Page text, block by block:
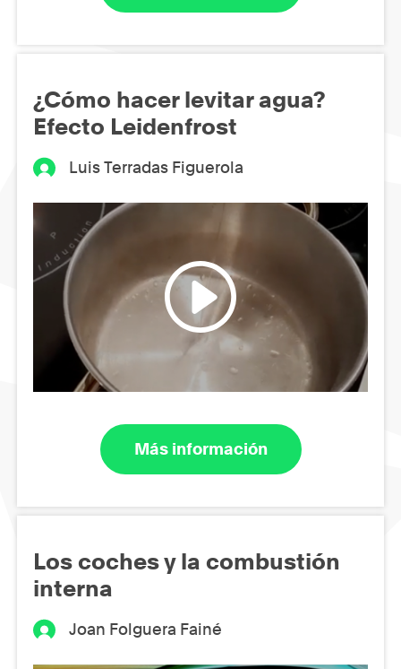
¿Cómo hacer levitar agua?
Efecto Leidenfrost
Luis Terradas Figuerola
Más información
Los coches y la combustión
interna
Joan Folguera Fainé